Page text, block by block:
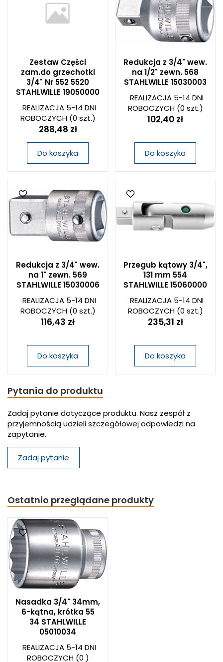
Zestaw Części
zam.do grzechotki
3/4" Nr 552 5520
STAHLWILLE 19050000
REALIZACJA 5-14 DNI
ROBOCZYCH(0 szt.)
288,48 zł
Do koszyka
Redukcja z 3/4" wew.
na 1/2" zewn. 568
STAHLWILLE 15030003
REALIZACJA 5-14 DNI
ROBOCZYCH(0 szt.)
102,40 zł
Do koszyka
Redukcja z 3/4" wew.
na 1" zewn. 569
STAHLWILLE 15030006
REALIZACJA 5-14 DNI
ROBOCZYCH(0 szt.)
116,43 zł
Do koszyka
Przegub kątowy 3/4",
131 mm 554
STAHLWILLE 15060000
REALIZACJA 5-14 DNI
ROBOCZYCH(0 szt.)
235,31 zł
Do koszyka
Pytania do produktu
Zadaj pytanie dotyczące produktu. Nasz zespół z
przyjemnością udzieli szczegółowej odpowiedzi na
zapytanie.
Zadaj pytanie
Ostatnio przeglądane produkty
Nasadka 3/4" 34mm,
6-kątna, krótka 55
34 STAHLWILLE
05010034
REALIZACJA 5-14 DNI
ROBOCZYCH(0 )